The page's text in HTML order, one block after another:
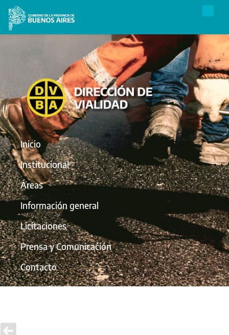
Inicio
Institucional
Áreas
Información general
Licitaciones
Prensa y Comunicación
Contacto